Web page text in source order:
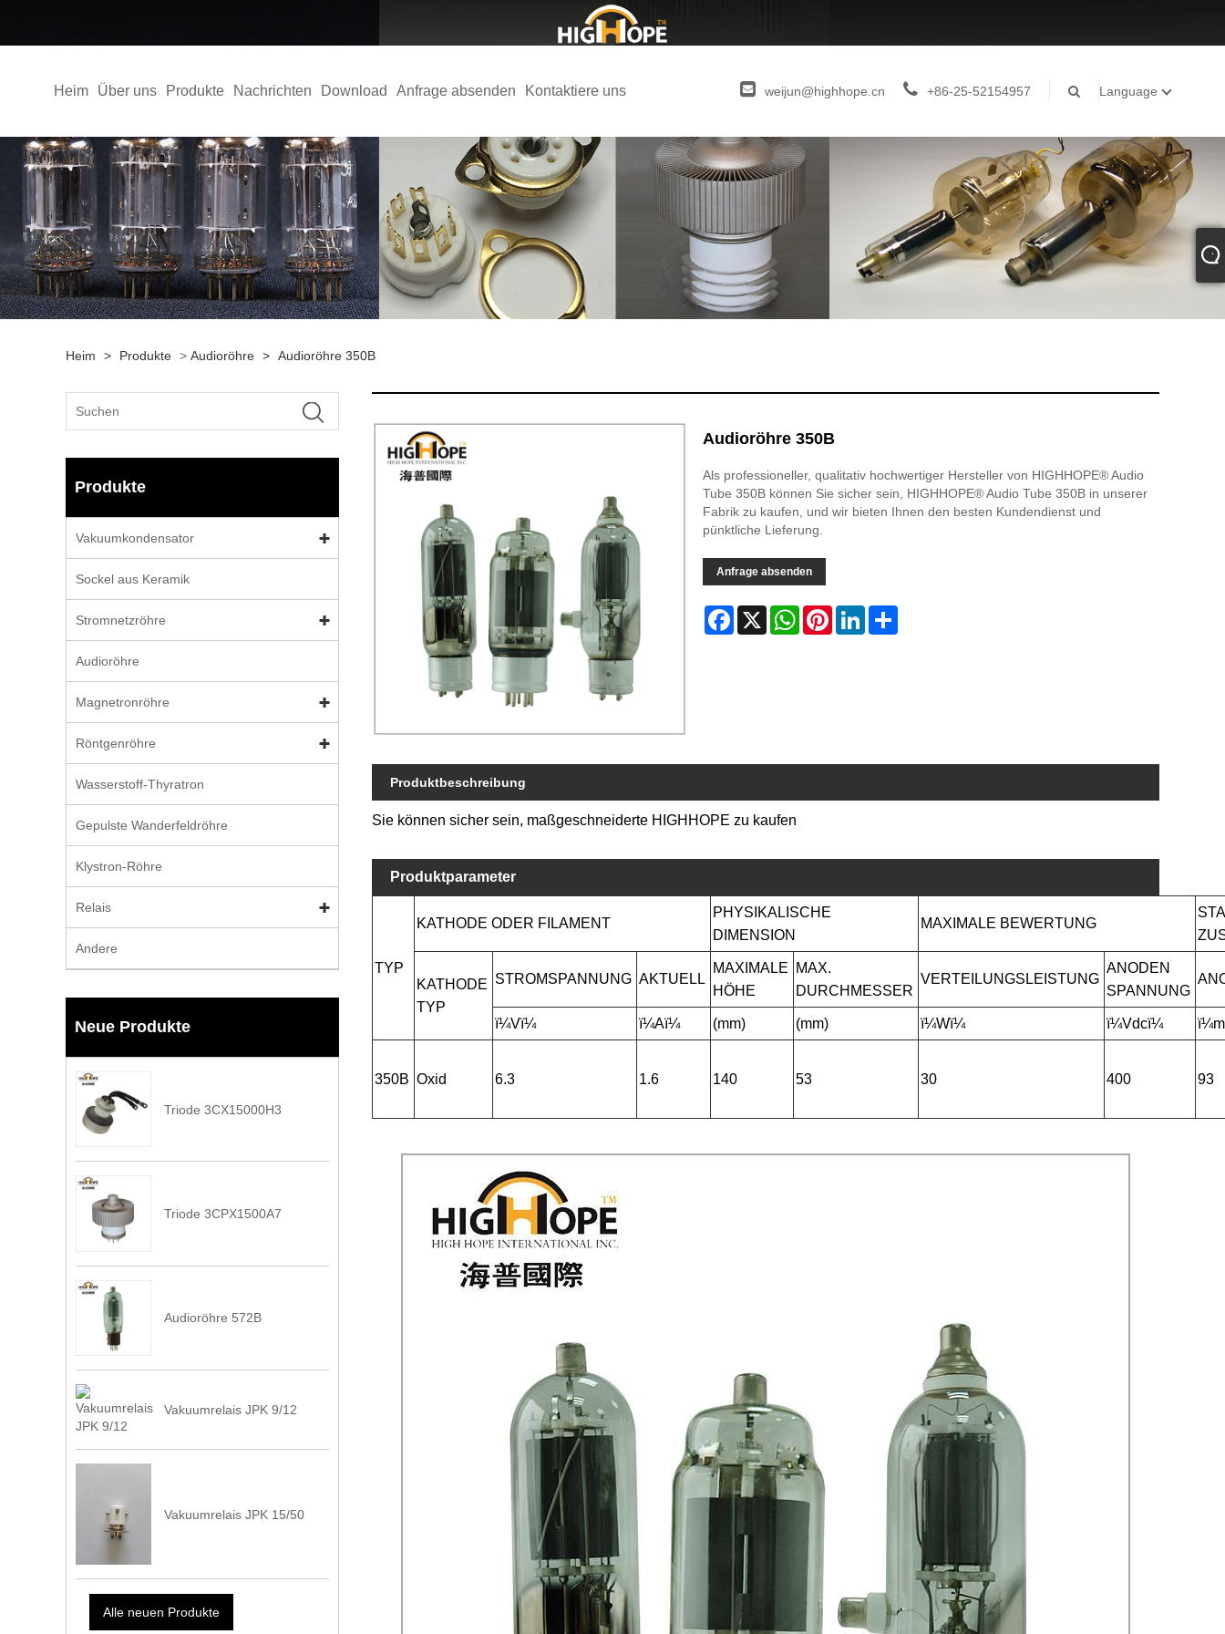
Heim Über uns Produkte Nachrichten Download Anfrage absenden Kontaktiere uns weijun@highhope.cn +86-25-52154957 Language
Heim > Produkte > Audioröhre > Audioröhre 350B
Produkte
Vakuumkondensator
Sockel aus Keramik
Stromnetzröhre
Audioröhre
Magnetronröhre
Röntgenröhre
Wasserstoff-Thyratron
Gepulste Wanderfeldröhre
Klystron-Röhre
Relais
Andere
Neue Produkte
Triode 3CX15000H3
Triode 3CPX1500A7
Audioröhre 572B
Vakuumrelais JPK 9/12
Vakuumrelais JPK 15/50
Alle neuen Produkte
Audioröhre 350B
Als professioneller, qualitativ hochwertiger Hersteller von HIGHHOPE® Audio
Tube 350B können Sie sicher sein, HIGHHOPE® Audio Tube 350B in unserer
Fabrik zu kaufen, und wir bieten Ihnen den besten Kundendienst und
pünktliche Lieferung.
Anfrage absenden
Facebook
X WhatsAppPinterestLinkedInShare
Produktbeschreibung
Sie können sicher sein, maßgeschneiderte HIGHHOPE zu kaufen
Produktparameter
TYP
KATHODE ODER FILAMENT
PHYSIKALISCHE
DIMENSION
MAXIMALE BEWERTUNG
KATHODE
TYP
STROMSPANNUNG AKTUELL
MAXIMALE
HÖHE
MAX.
DURCHMESSER
VERTEILUNGSLEISTUNG
ANODEN
SPANNUNG
ï¼Vï¼ ï¼Aï¼ (mm) (mm) ï¼Wï¼ ï¼Vdcï¼
350B Oxid 6.3 1.6 140 53 30 400 93